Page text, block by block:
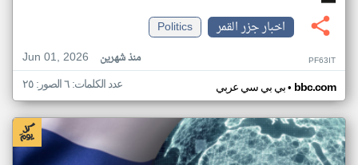
اخبار جزر القمر
Politics
Jun 01, 2026
منذ شهرين PF63IT
بي بي سي عربي• bbc.com عدد الكلمات: ٦ الصور: ٢٥